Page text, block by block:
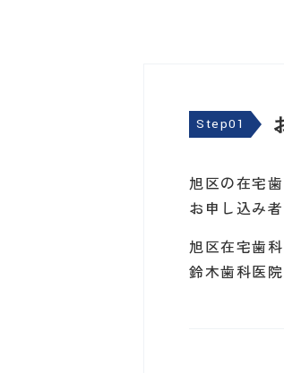
Step01
旭区の在宅
お申し込み
旭区在宅歯
鈴木歯科医